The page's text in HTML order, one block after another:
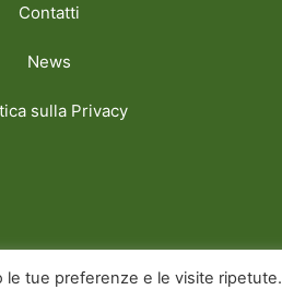
Contatti
News
sulla Privacy
le tue preferenze e le visite ripetute.